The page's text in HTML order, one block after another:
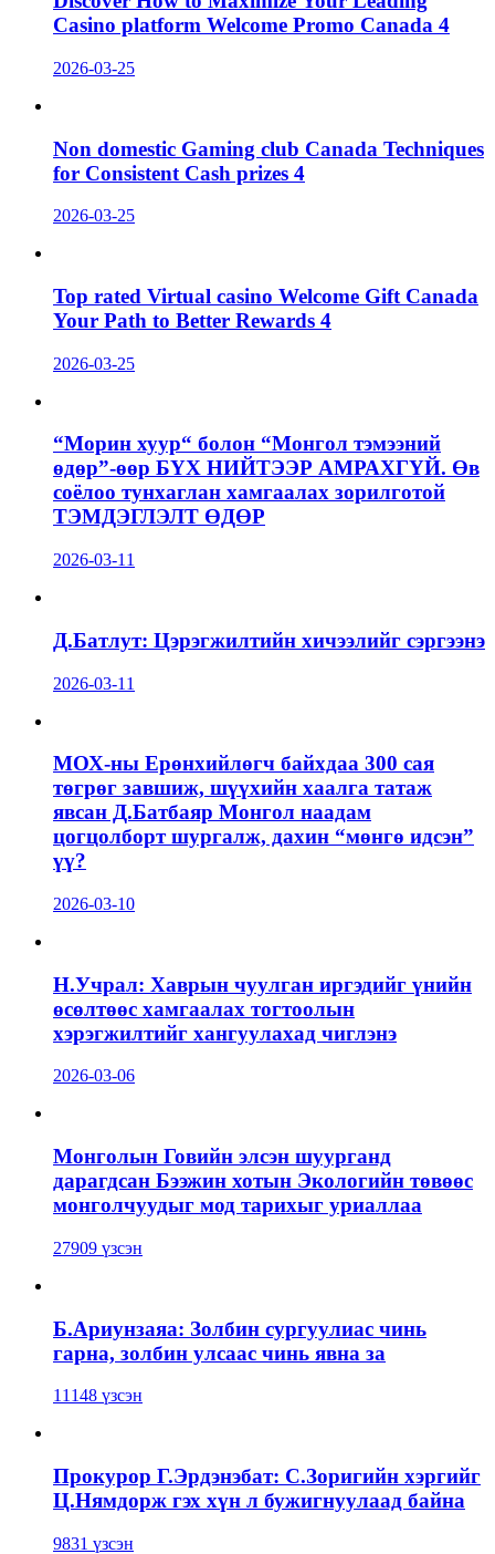
Casino platform Welcome Promo Canada 4
2026-03-25
Non domestic Gaming club Canada Techniques
for Consistent Cash prizes 4
2026-03-25
Top rated Virtual casino Welcome Gift Canada
Your Path to Better Rewards 4
2026-03-25
“Морин хуур“ болон “Монгол тэмээний
өдөр”-өөр БҮХ НИЙТЭЭР АМРАХГҮЙ. Өв
соёлоо тунхаглан хамгаалах зорилготой
ТЭМДЭГЛЭЛТ ӨДӨР
2026-03-11
Д.Батлут: Цэрэгжилтийн хичээлийг сэргээнэ
2026-03-11
МОХ-ны Ерөнхийлөгч байхдаа 300 сая
төгрөг завшиж, шүүхийн хаалга татаж
явсан Д.Батбаяр Монгол наадам
цогцолборт шургалж, дахин “мөнгө идсэн”
үү?
2026-03-10
Н.Учрал: Хаврын чуулган иргэдийг үнийн
өсөлтөөс хамгаалах тогтоолын
хэрэгжилтийг хангуулахад чиглэнэ
2026-03-06
Монголын Говийн элсэн шуурганд
дарагдсан Бээжин хотын Экологийн төвөөс
монголчуудыг мод тарихыг уриаллаа
27909 үзсэн
Б.Ариунзаяа: Золбин сургуулиас чинь
гарна, золбин улсаас чинь явна за
11148 үзсэн
Прокурор Г.Эрдэнэбат: С.Зоригийн хэргийг
Ц.Нямдорж гэх хүн л бужигнуулаад байна
9831 үзсэн